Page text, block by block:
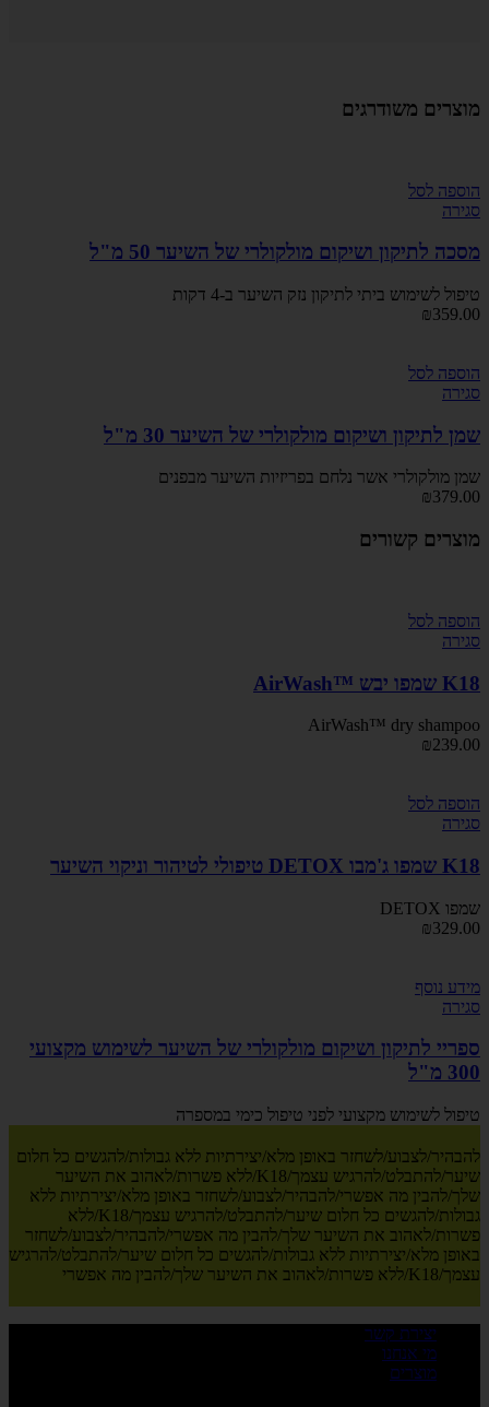
מוצרים משודרגים
הוספה לסל
סגירה
מסכה לתיקון ושיקום מולקולרי של השיער 50 מ"ל
טיפול לשימוש ביתי לתיקון נזק השיער ב-4 דקות
₪359.00
הוספה לסל
סגירה
שמן לתיקון ושיקום מולקולרי של השיער 30 מ"ל
שמן מולקולרי אשר נלחם בפריזיות השיער מבפנים
₪379.00
מוצרים קשורים
הוספה לסל
סגירה
K18 שמפו יבש ™AirWash
AirWash™ dry shampoo
₪239.00
הוספה לסל
סגירה
K18 שמפו ג'מבו DETOX טיפולי לטיהור וניקוי השיער
שמפו DETOX
₪329.00
מידע נוסף
סגירה
ספריי לתיקון ושיקום מולקולרי של השיער לשימוש מקצועי
300 מ"ל
טיפול לשימוש מקצועי לפני טיפול כימי במספרה
להבהיר/לצבוע/לשחזר באופן מלא/יצירתיות ללא גבולות/להגשים כל חלום
שיער/להתבלט/להרגיש עצמך/K18/ללא פשרות/לאהוב את השיער
שלך/להבין מה אפשרי/להבהיר/לצבוע/לשחזר באופן מלא/יצירתיות ללא
גבולות/להגשים כל חלום שיער/להתבלט/להרגיש עצמך/K18/ללא
פשרות/לאהוב את השיער שלך/להבין מה אפשרי/להבהיר/לצבוע/לשחזר
באופן מלא/יצירתיות ללא גבולות/להגשים כל חלום שיער/להתבלט/להרגיש
עצמך/K18/ללא פשרות/לאהוב את השיער שלך/להבין מה אפשרי
יצירת קשר
מי אנחנו
מוצרים